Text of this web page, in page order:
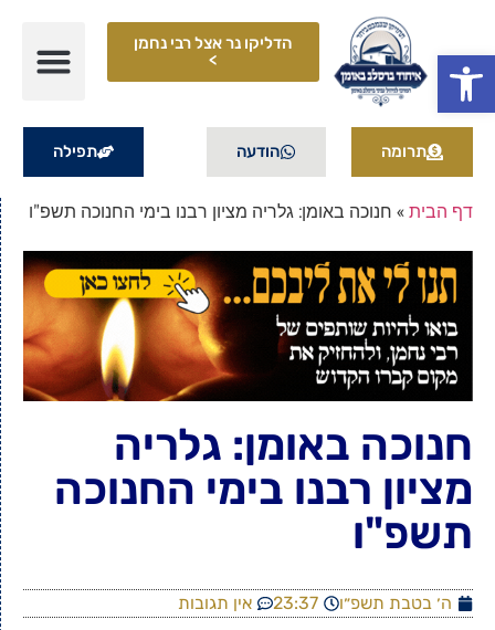
פתח סרגל נגישות
הדליקו נר אצל רבי נחמן
>
תרומה הודעה תפילה
דף הבית» חנוכה באומן: גלריה מציון רבנו בימי החנוכה תשפ"ו
חנוכה באומן: גלריה
מציון רבנו בימי החנוכה
תשפ"ו
ה׳ בטבת תשפ״ו 23:37 אין תגובות